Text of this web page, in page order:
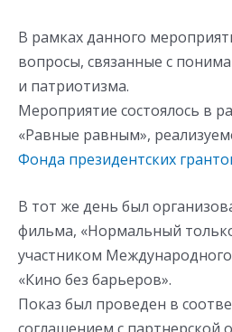
В рамках данного
вопросы, связанные с
и патриотизма.
Мероприятие состоялось в
«Равные равным»,
Фонда президентских
В тот же день был
фильма, «Нормальный
участником
«Кино без барьеров».
Показ был проведен в